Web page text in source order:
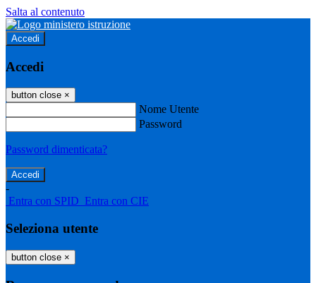
Salta al contenuto
Accedi
Accedi
button close ×
Nome Utente
Password
Password dimenticata?
-
Entra con SPID Entra con CIE
Seleziona utente
button close ×